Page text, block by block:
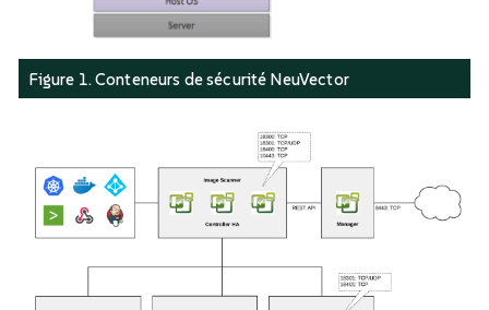
Figure 1. Conteneurs de sécurité NeuVector